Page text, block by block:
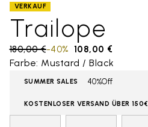
VERKAUF
Trailope
Price reduced from
180,00 €to 108,00 €
-40%
Farbe: Mustard / Black
SUMMER SALES 40%Off
KOSTENLOSER VERSAND ÜBER 150€